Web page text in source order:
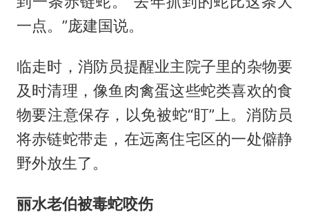
一点。”庞建国说。
临走时，消防员提醒业主院子里的杂物要
及时清理，像鱼肉禽蛋这些蛇类喜欢的食
物要注意保存，以免被蛇“盯”上。消防员
将赤链蛇带走，在远离住宅区的一处僻静
野外放生了。
丽水老伯被毒蛇咬伤